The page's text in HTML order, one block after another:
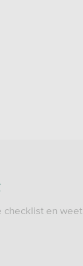
checklist en weet